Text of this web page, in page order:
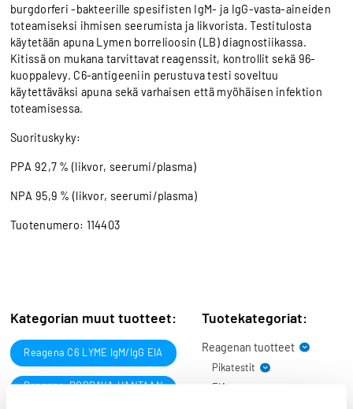
Tuotekategoriat:
Reagenan tuotteet
Pikatestit
ReaScan®+ tuoteperhe
EIA
burgdorferi -bakteerille spesifisten IgM- ja IgG-vasta-aineiden
toteamiseksi ihmisen seerumista ja likvorista. Testitulosta
käytetään apuna Lymen borrelioosin (LB) diagnostiikassa.
Kitissä on mukana tarvittavat reagenssit, kontrollit sekä 96-
kuoppalevy. C6-antigeeniin perustuva testi soveltuu
käytettäväksi apuna sekä varhaisen että myöhäisen infektion
toteamisessa.
Suorituskyky:
PPA 92,7 % (likvor, seerumi/plasma)
NPA 95,9 % (likvor, seerumi/plasma)
Tuotenumero: 114403
Kategorian muut tuotteet:
Reagena C6 LYME IgM/IgG EIA
Reagena DOBRAVA-HANTAAN